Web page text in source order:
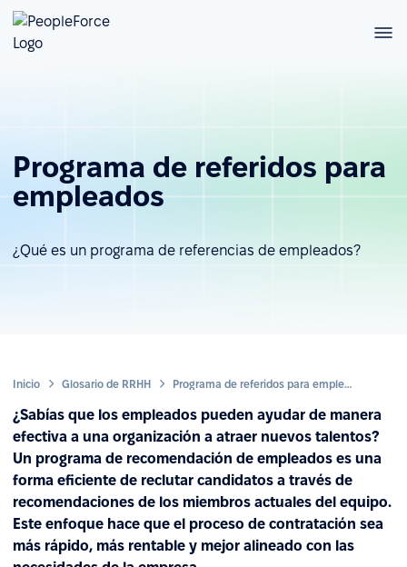
Programa de referidos para
empleados
¿Qué es un programa de referencias de empleados?
Inicio Glosario de RRHH Programa de referidos para empleados
¿Sabías que los empleados pueden ayudar de manera
efectiva a una organización a atraer nuevos talentos?
Un programa de recomendación de empleados es una
forma eficiente de reclutar candidatos a través de
recomendaciones de los miembros actuales del equipo.
Este enfoque hace que el proceso de contratación sea
más rápido, más rentable y mejor alineado con las